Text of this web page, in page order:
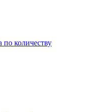
по количеству